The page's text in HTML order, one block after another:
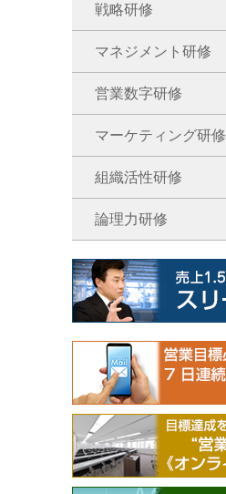
戦略研修
マネジメント研修
営業数字研修
マーケティング研修
組織活性研修
論理力研修